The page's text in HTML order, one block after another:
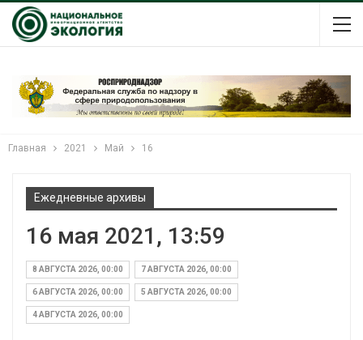
Главная 2021 Май 16
Ежедневные архивы
16 мая 2021, 13:59
8 АВГУСТА 2026, 00:00 7 АВГУСТА 2026, 00:00
6 АВГУСТА 2026, 00:00 5 АВГУСТА 2026, 00:00
4 АВГУСТА 2026, 00:00